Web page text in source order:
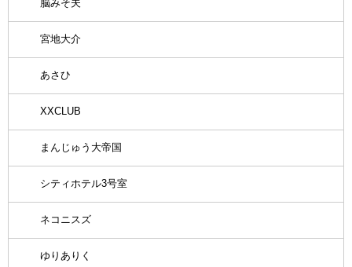
脳みそ夫
宮地大介
あさひ
XXCLUB
まんじゅう大帝国
シティホテル3号室
ネコニスズ
ゆりありく